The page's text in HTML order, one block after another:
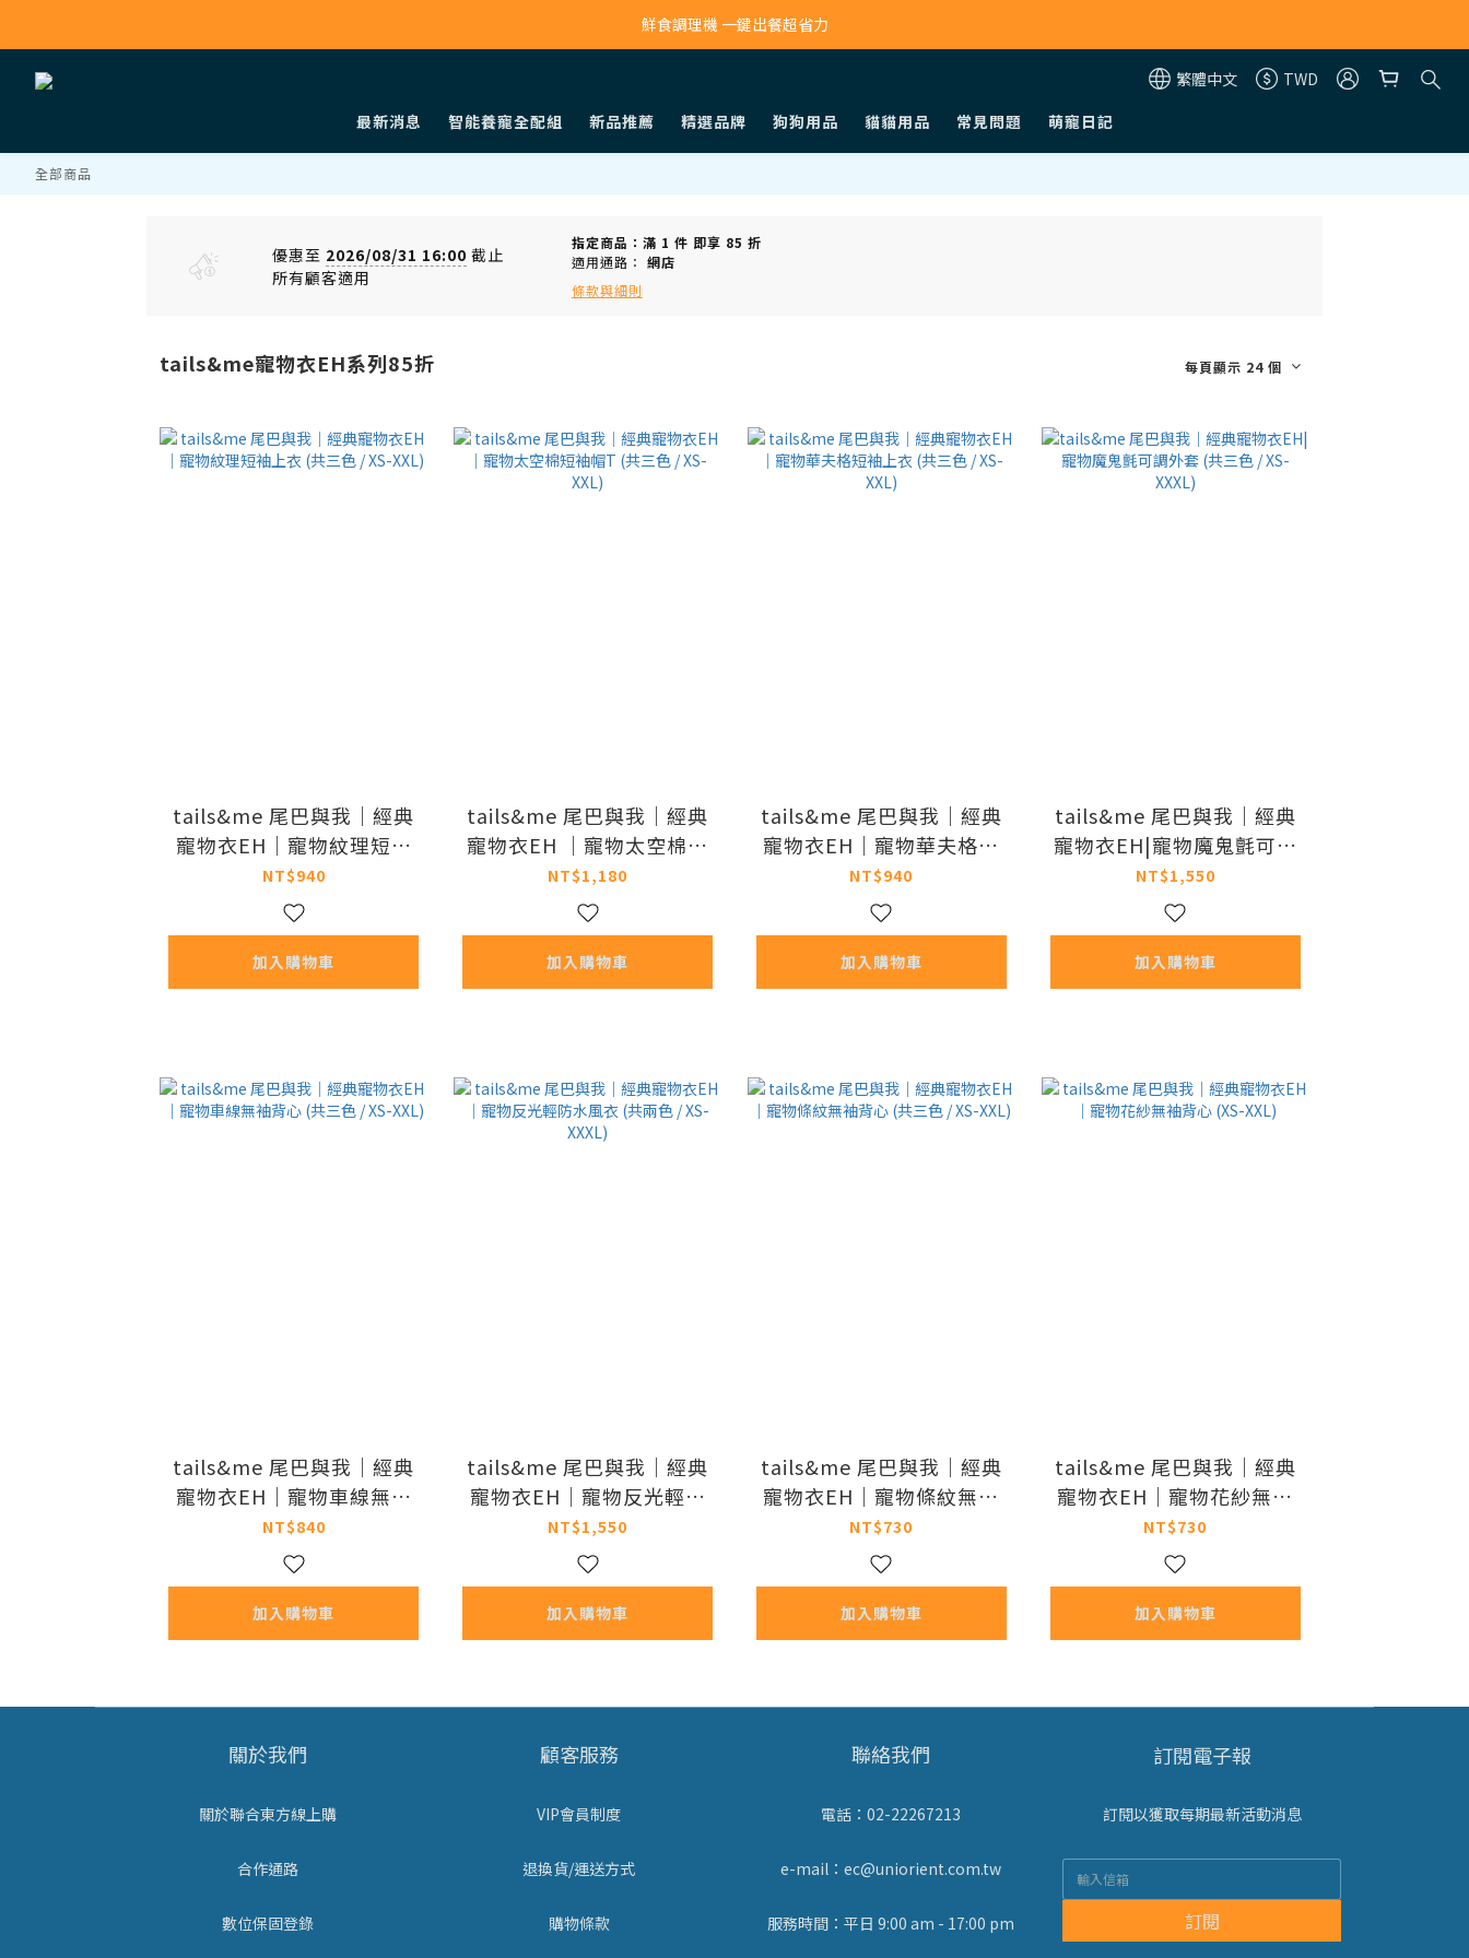
寵物吸毛機 吸毛清淨抗敏一次搞定
鮮食調理機 一鍵出餐超省力
繁體中文
TWD
最新消息
智能養寵全配組 新品推薦 精選品牌 狗狗用品 貓貓用品 常見問題 萌寵日記
全部商品
優惠至 2026/08/31 16:00 截止
所有顧客適用
指定商品：滿 1 件 即享 85 折
適用通路： 網店
條款與細則
tails&me寵物衣EH系列85折 每頁顯示 24 個
tails&me 尾巴與我｜經典
寵物衣EH｜寵物紋理短袖
上衣 (共三色 / XS-XXL)
NT$940
加入購物車
tails&me 尾巴與我｜經典
寵物衣EH ｜寵物太空棉短
袖帽T​ (共三色 / XS-XXL)
NT$1,180
加入購物車
tails&me 尾巴與我｜經典
寵物衣EH｜寵物華夫格短
袖上衣 (共三色 / XS-XXL)
NT$940
加入購物車
tails&me 尾巴與我｜經典
寵物衣EH|寵物魔鬼氈可調
外套​ (共三色 / XS-XXXL)
NT$1,550
加入購物車
tails&me 尾巴與我｜經典
寵物衣EH｜寵物車線無袖
背心 (共三色 / XS-XXL)
NT$840
加入購物車
tails&me 尾巴與我｜經典
寵物衣EH｜寵物反光輕防
水風衣 (共兩色 / XS-XXXL)
NT$1,550
加入購物車
tails&me 尾巴與我｜經典
寵物衣EH｜寵物條紋無袖
背心 (共三色 / XS-XXL)
NT$730
加入購物車
tails&me 尾巴與我｜經典
寵物衣EH｜寵物花紗無袖
背心 (XS-XXL)
NT$730
加入購物車
關於我們
關於聯合東方線上購
合作通路
數位保固登錄
顧客服務
VIP會員制度
退換貨/運送方式
購物條款
聯絡我們
電話：02-22267213
e-mail：ec@uniorient.com.tw
服務時間：平日 9:00 am - 17:00 pm
訂閱電子報
訂閱以獲取每期最新活動消息
訂閱